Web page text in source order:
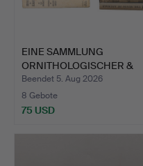
EINE SAMMLUNG
ORNITHOLOGISCHER &
ÄHNLICHER…
Beendet 5. Aug 2026
8 Gebote
75 USD